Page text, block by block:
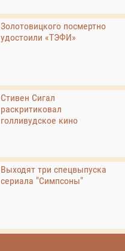
Золотовицкого посмертно
удостоили «ТЭФИ»
Стивен Сигал
раскритиковал
голливудское кино
Выходят три спецвыпуска
сериала "Симпсоны"